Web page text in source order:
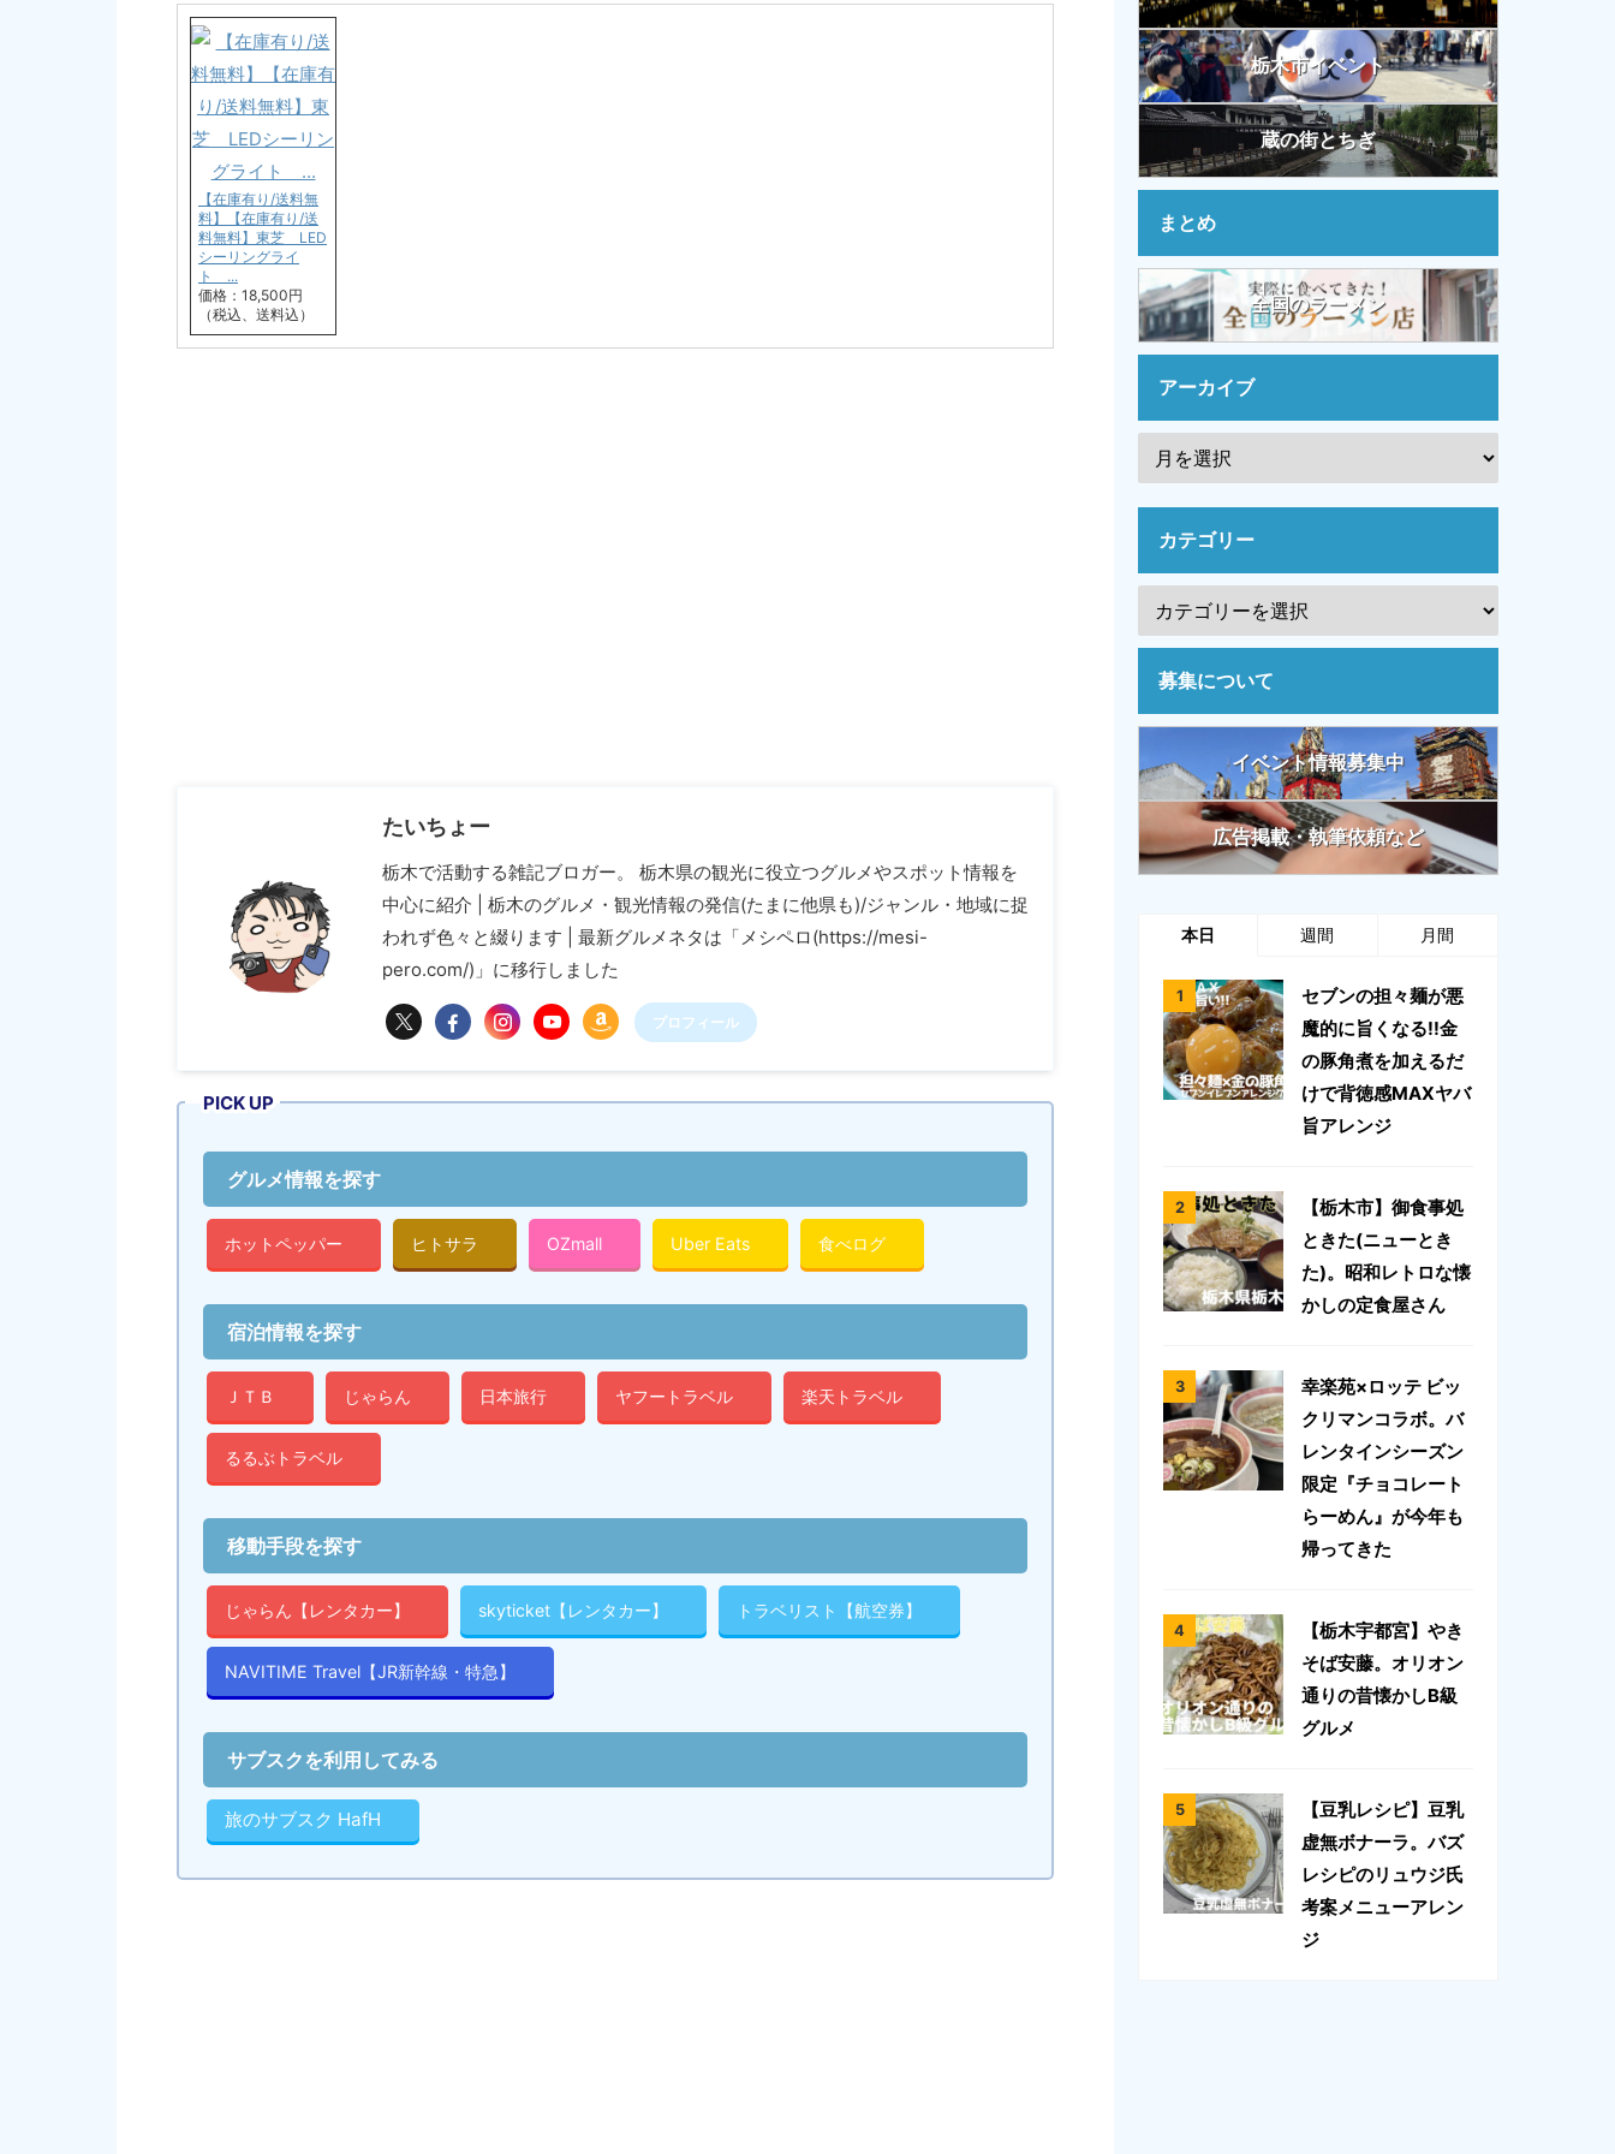
【在庫有り/送料無
料】【在庫有り/送
料無料】東芝 LED
シーリングライ
ト ...
価格：18,500円
（税込、送料込）
たいちょー
栃木で活動する雑記ブロガー。 栃木県の観光に役立つグルメやスポット情報を
中心に紹介 | 栃木のグルメ・観光情報の発信(たまに他県も)/ジャンル・地域に捉
われず色々と綴ります | 最新グルメネタは「メシペロ(https://mesi-
pero.com/)」に移行しました
プロフィール
PICK UP
グルメ情報を探す
ホットペッパー ヒトサラ OZmall Uber Eats 食べログ
宿泊情報を探す
ＪＴＢ じゃらん 日本旅行 ヤフートラベル 楽天トラベル
るるぶトラベル
移動手段を探す
じゃらん【レンタカー】 skyticket【レンタカー】 トラベリスト【航空券】
NAVITIME Travel【JR新幹線・特急】
サブスクを利用してみる
旅のサブスク HafH
栃木市イベント
蔵の街とちぎ
まとめ
全国のラーメン
アーカイブ
カテゴリー
募集について
イベント情報募集中
広告掲載・執筆依頼など
本日 週間 月間
セブンの担々麺が悪
魔的に旨くなる!!金
の豚角煮を加えるだ
けで背徳感MAXヤバ
旨アレンジ
【栃木市】御食事処
ときた(ニューとき
た)。昭和レトロな懐
かしの定食屋さん
幸楽苑×ロッテ ビッ
クリマンコラボ。バ
レンタインシーズン
限定『チョコレート
らーめん』が今年も
帰ってきた
【栃木宇都宮】やき
そば安藤。オリオン
通りの昔懐かしB級
グルメ
【豆乳レシピ】豆乳
虚無ボナーラ。バズ
レシピのリュウジ氏
考案メニューアレン
ジ